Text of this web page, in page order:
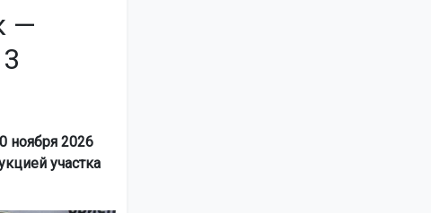
—
ноября 2026
участка